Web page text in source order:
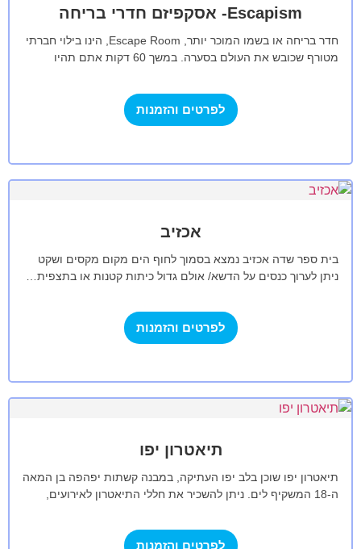
Escapism- אסקפיזם חדרי בריחה
חדר בריחה או בשמו המוכר יותר, Escape Room, הינו בילוי חברתי
מטורף שכובש את העולם בסערה. במשך 60 דקות אתם תהיו
לפרטים והזמנות
אכזיב
בית ספר שדה אכזיב נמצא בסמוך לחוף הים מקום מקסים ושקט
ניתן לערוך כנסים על הדשא/ אולם גדול כיתות קטנות או בתצפית…
לפרטים והזמנות
תיאטרון יפו
תיאטרון יפו שוכן בלב יפו העתיקה, במבנה קשתות יפהפה בן המאה
ה-18 המשקיף לים. ניתן להשכיר את חללי התיאטרון לאירועים,
לפרטים והזמנות